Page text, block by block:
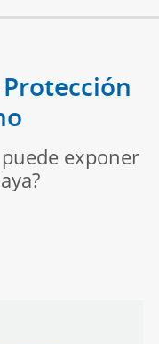
exponer